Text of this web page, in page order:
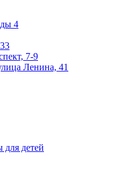
4
7-9
Ленина, 41
детей